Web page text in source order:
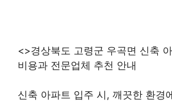
<>경상북도 고령군 우곡면 신축
비용과 전문업체 추천 안내
신축 아파트 입주 시, 깨끗한 환경